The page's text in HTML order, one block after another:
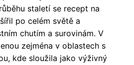
staletí se recept na
po celém světě a
chutím a surovinám. V
zejména v oblastech s
kde sloužila jako výživný